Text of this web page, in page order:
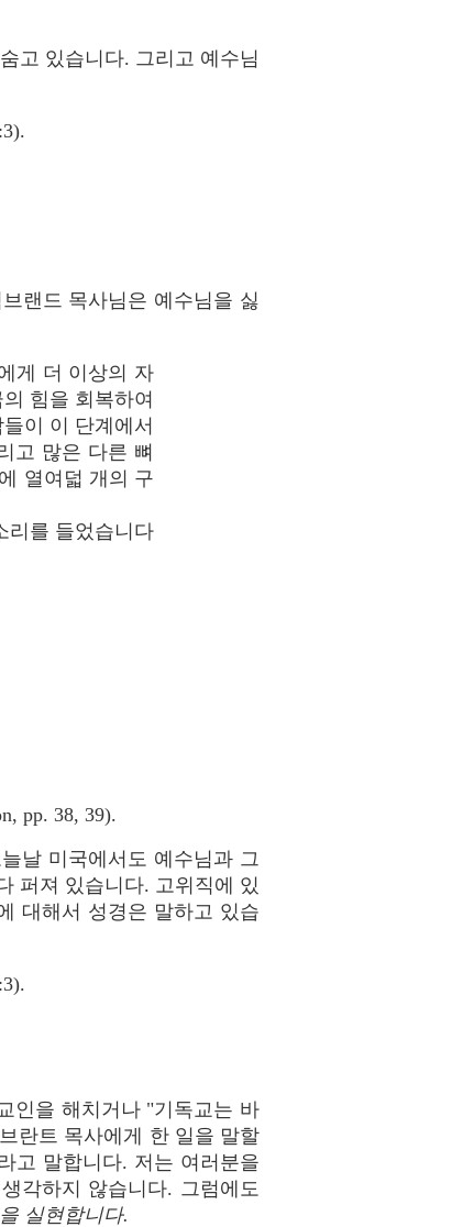
고 있습니다. 그리고 예수님
랜드 목사님은 예수님을 싫
게 더 이상의 자
힘을 회복하여
이 이 단계에서
고 많은 다른 뼈
열여덟 개의 구
를 들었습니다
pp. 38, 39).
날 미국에서도 예수님과 그
퍼져 있습니다. 고위직에 있
대해서 성경은 말하고 있습
인을 해치거나 "기독교는 바
란트 목사에게 한 일을 말할
고 말합니다. 저는 여러분을
각하지 않습니다. 그럼에도
실현합니다.